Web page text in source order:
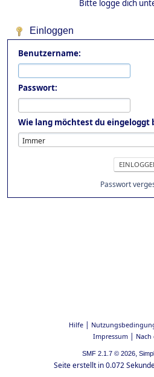
Bitte logge dich
Einloggen
Benutzername:
Passwort:
Wie lang möchtest du eingeloggt
Passwort
Hilfe|
Impressum|
SMF 2.1.7 © 2026,
Seite erstellt in 0.072